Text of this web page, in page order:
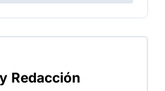
Redacción